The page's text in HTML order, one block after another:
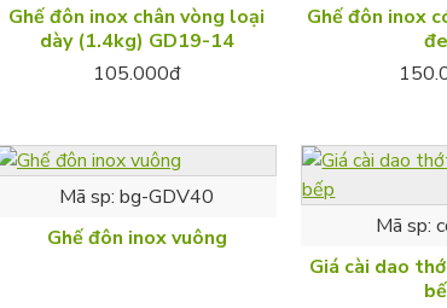
Ghế đôn inox chân vòng loại
dày (1.4kg) GD19-14
105.000đ
Ghế đôn inox
Mã sp: bg-GDV40
Ghế đôn inox vuông
Mã sp:
Giá cài dao